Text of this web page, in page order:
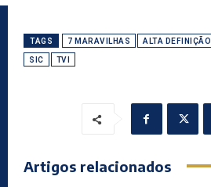
TAGS 7 MARAVILHAS ALTA DEFINIÇÃO
SIC TVI
Artigos relacionados